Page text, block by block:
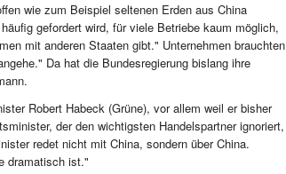
wie zum Beispiel seltenen Erden aus China
gefordert wird, für viele Betriebe kaum möglich,
mit anderen Staaten gibt." Unternehmen brauchten
Da hat die Bundesregierung bislang ihre
Robert Habeck (Grüne), vor allem weil er bisher
der den wichtigsten Handelspartner ignoriert,
redet nicht mit China, sondern über China.
dramatisch ist."